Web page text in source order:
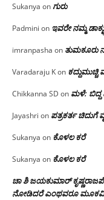
Sukanya onಗುರು
Padmini on ಇವರೇ ನಮ್ಮ
imranpasha on ತುಮಕೂರು
Varadaraju Kon
Chikkanna SD on ಮಳೆ: ಬಿದ್ದ
Jayashri on ಪತ್ರಕರ್ತ ಚಿದುಗೆ
Sukanya on ಕೊಳಲ ಕರೆ
Sukanya on ಕೊಳಲ ಕರೆ
ಚಾ ಶಿ ಜಯಕುಮಾರ್
ನೋಡಿದರೆ ಎಂಥವರೂ